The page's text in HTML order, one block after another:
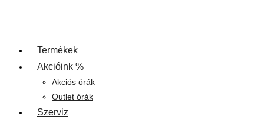
Termékek
Akcióink %
Akciós órák
Outlet órák
Szerviz